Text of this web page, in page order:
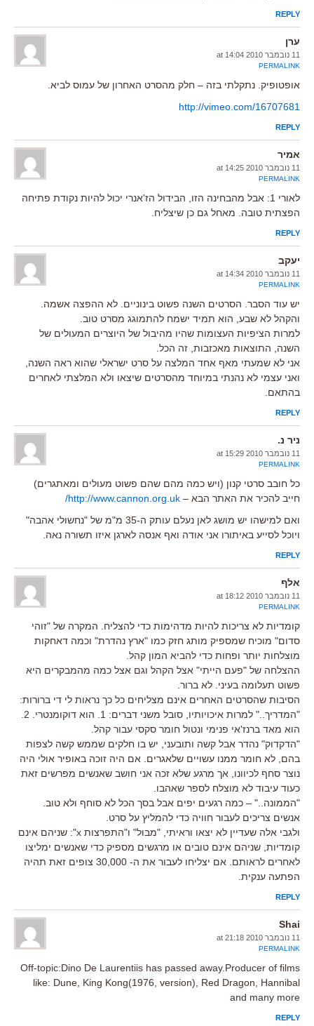
REPLY
ערן
11 נובמבר 2010 at 14:04
PERMALINK
אופטופיק. נתקלתי בזה – חלק מהסרט האחרון של עמוס לביא.
http://vimeo.com/16707681
REPLY
אמיר
11 נובמבר 2010 at 14:25
PERMALINK
לאורי 1: אבל מהבחינה הזו, הבידול הז'אנרי יכול להיות נקודת פתיחה
הפצתית טובה. מאחל גם כן שיצליח.
REPLY
יעקב
11 נובמבר 2010 at 14:34
PERMALINK
יש עוד הסבר. הסרטים השנה פשוט בינוניים. לא ההפצה אשמה.
והקהל לא שבע, הוא תמיד ישמח להתמוגג מסרט טוב.
למרות הציפיות העצומות שהיו מהיבול של היוצרים המעולים של
השנה, התוצאות מאכזבות, זה הכל.
אני לא שמעתי מאף אחד המלצה על סרט ישראלי שהוא ראה השנה,
ואני עצמי לא נהנתי במיוחד מהסרטים שיצאו ולא המלצתי לאחרים
בהתאם.
REPLY
ניר נ.
11 נובמבר 2010 at 15:29
PERMALINK
כל חובב סרטי קנון (ויש כמה מהם שהם פשוט מעולים ומאתגרים)
חייב להכיר את האתר הבא – http://www.cannon.org.uk/
ואם למישהו יש מושג לאן נעלם עותק ה-35 מ"מ של "נחשולי אהבה"
ויוכל לסייע באיתורו אני אודה ואף אנסה לארגן איזו תשורה נאה.
REPLY
אלף
11 נובמבר 2010 at 18:12
PERMALINK
קומדיות לא צריכות להיות מדהימות כדי להצליח. המקרה של "זוהי
סדום" מוכיח שמספיק מותג חזק כמו "ארץ נהדרת" וכמה דאחקות
מוצלחות יותר ופחות כדי להביא המון קהל.
ההצלחה של "פעם הייתי" אצל הקהל וגם אצל כמה מהמבקרים היא
פשוט תעלומה בעיני. לא ברור.
הסיבות שהסרטים האחרים אינם מצליחים כל כך נראות לי די ברורות:
הוא מאד ברנז'אי פנימי ונטול חומר סקסי עבור קהל.
"הדקדוק" נהדר אבל קשה ותובעני, יש בו חלקים שממש קשה לצפות
בהם, לא חומר ממנו עשויים שלאגרים. אם היה זוכה באופיר אולי היה
נוצר סחף לכיוונו, אך מרגע שלא זכה אני חושב שאנשים מפרשים זאת
כעוד עיבוד לא מוצלח לספר שאהבו.
"הממונה.." – כמה רגעים יפים אבל בסך הכל לא סוחף ולא טוב.
אנשים צריכים לעבור חוויה כדי להמליץ על סרט.
ולגבי אלה שעדיין לא יצאו וראיתי, "מבול" ו"התפרצות x": שניהם אינם
קומדיות, שניהם אינם טובים או מרגשים מספיק כדי שאנשים ימליצו
לאחרים לראותם. אם יצליחו לעבור את ה- 30,000 צופים זאת תהיה
הפתעה ענקית.
REPLY
Shai
11 נובמבר 2010 at 21:18
PERMALINK
Off-topic:Dino De Laurentiis has passed away.Producer of films
like: Dune, King Kong(1976, version), Red Dragon, Hannibal
and many more
REPLY